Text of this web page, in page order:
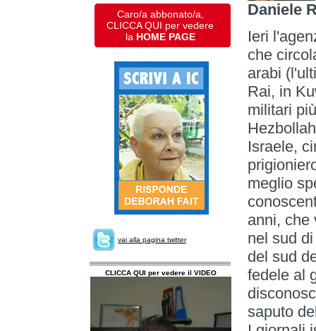
Caro/a abbonato/a,
CLICCA QUI per vedere
la HOME PAGE
vai alla pagina twitter
CLICCA QUI per vedere il VIDEO
Daniele
Ieri
che
arabi
Rai, in
militari
Israele,
meglio
anni, che
nel sud
del sud
fedele al
saputo